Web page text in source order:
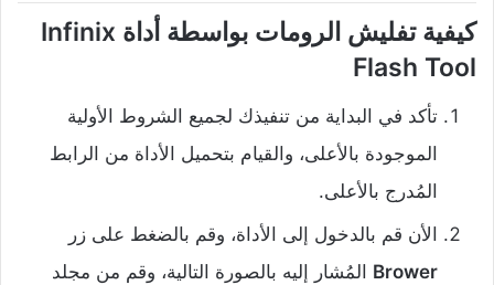
كيفية تفليش الرومات بواسطة أداة Infinix
Flash Tool
تأكد في البداية من تنفيذك لجميع الشروط الأولية
الموجودة بالأعلى، والقيام بتحميل الأداة من الرابط
المُدرج بالأعلى.
الأن قم بالدخول إلى الأداة، وقم بالضغط على زر
Brower المُشار إليه بالصورة التالية، وقم من مجلد